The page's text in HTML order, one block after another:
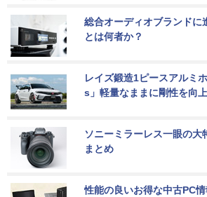
総合オーディオブランドに
とは何者か？
レイズ鍛造1ピースアルミ
s」軽量なままに剛性を向上
ソニーミラーレス一眼の大
まとめ
性能の良いお得な中古PC